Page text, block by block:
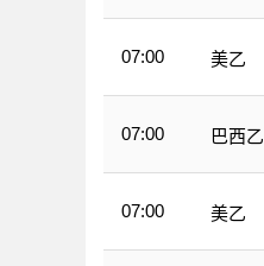
07:00 美乙
07:00 巴西乙
07:00 美乙